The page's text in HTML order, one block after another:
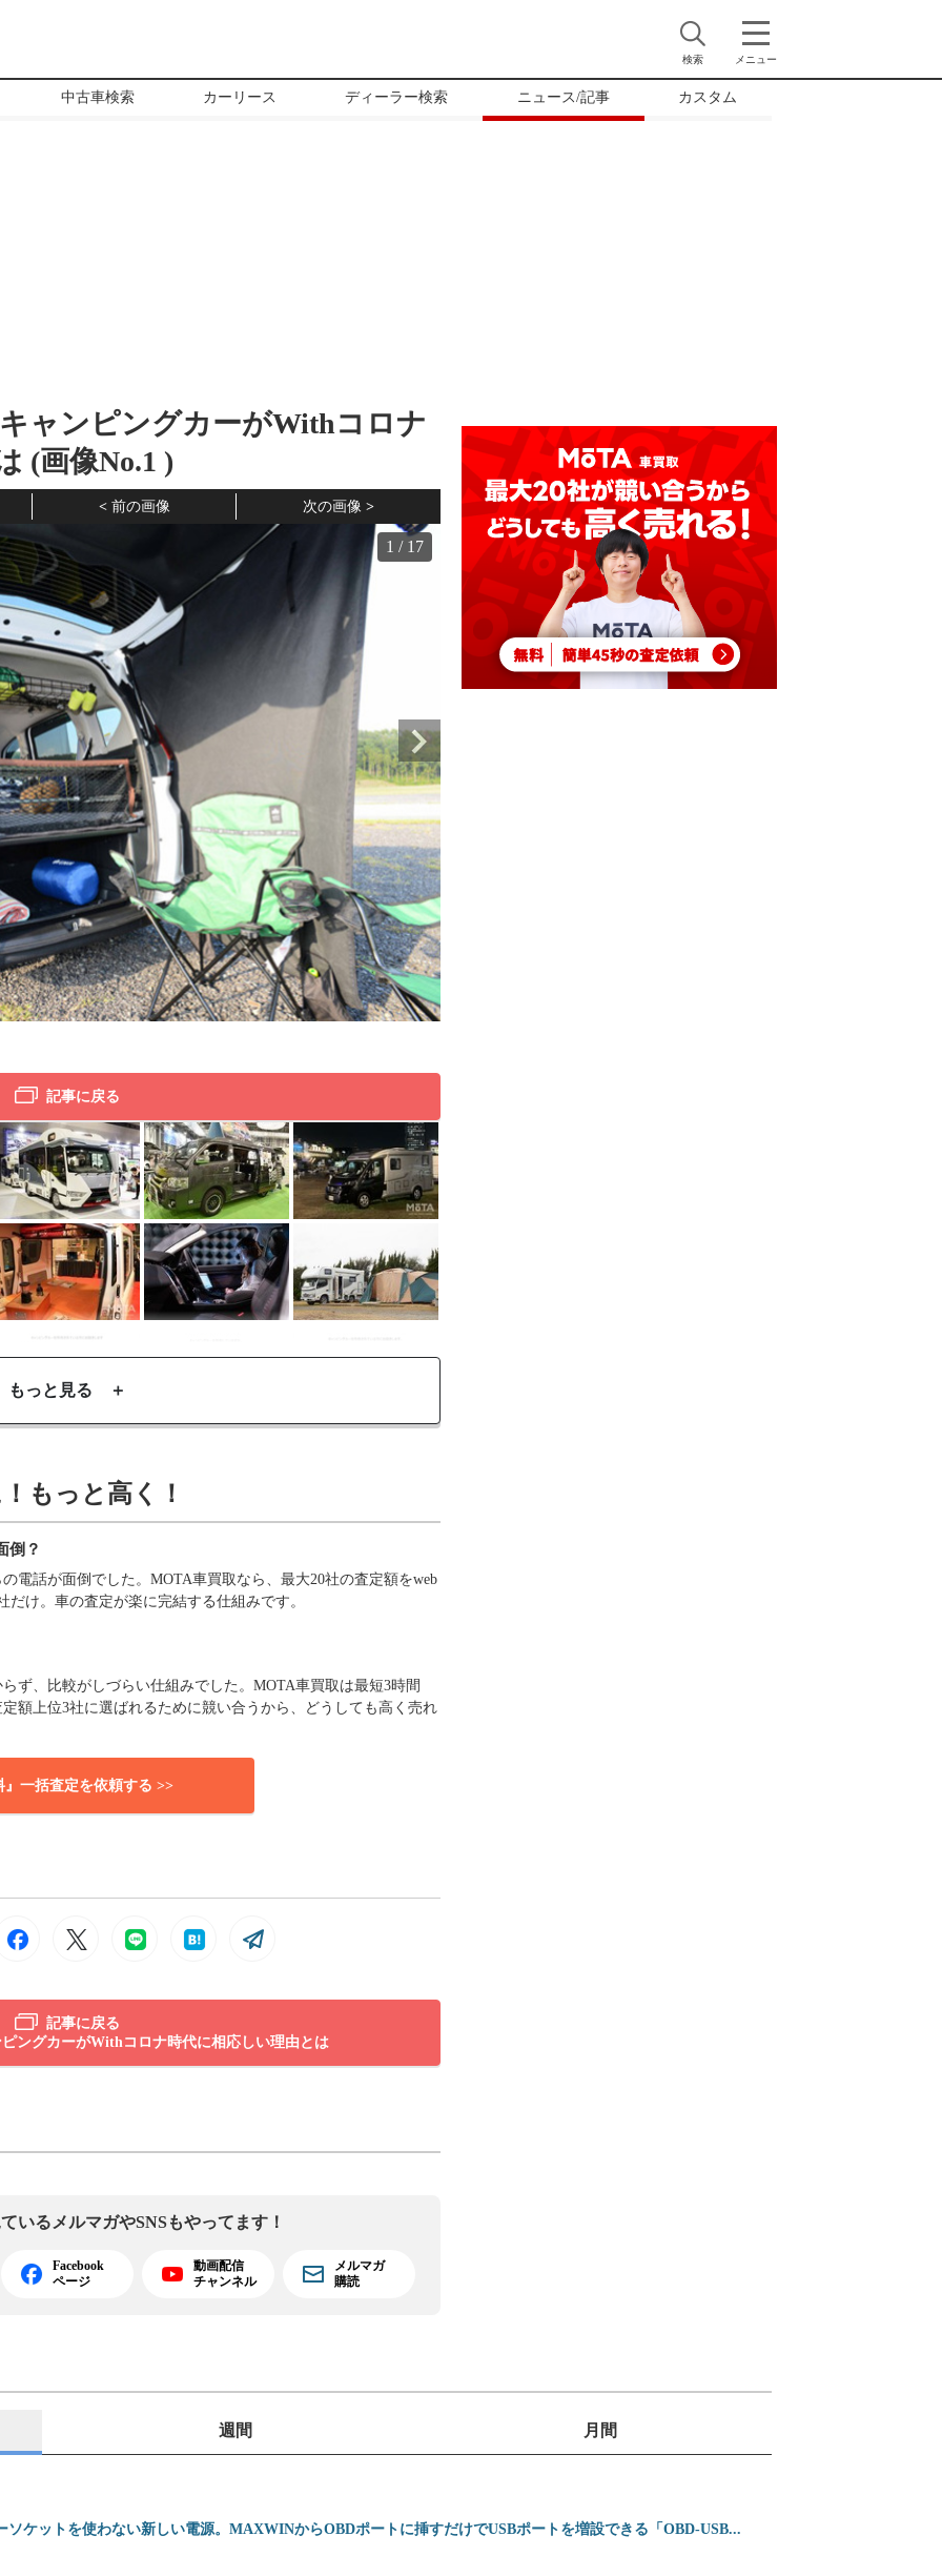
検索 メニュー
中古車検索 カーリース ディーラー検索 ニュース/記事 カスタム
ャンピングカーがWithコロナ
(画像No.1 )
前の画像 次の画像
1 / 17
記事に戻る
もっと見る ＋
もっと高く！
倒？
電話が面倒でした。MOTA車買取なら、最大20社の査定額をweb
け。車の査定が楽に完結する仕組みです。
ず、比較がしづらい仕組みでした。MOTA車買取は最短3時間
額上位3社に選ばれるために競い合うから、どうしても高く売れ
』一括査定を依頼する >>
記事に戻る
ングカーがWithコロナ時代に相応しい理由とは
いる メルマガやSNSもやってます！
Facebook
ページ
動画配信
チャンネル
メルマガ
購読
週間 月間
ソケットを使わない新しい電源。MAXWINからOBDポートに挿すだけでUSBポートを増設できる「OBD-USB...